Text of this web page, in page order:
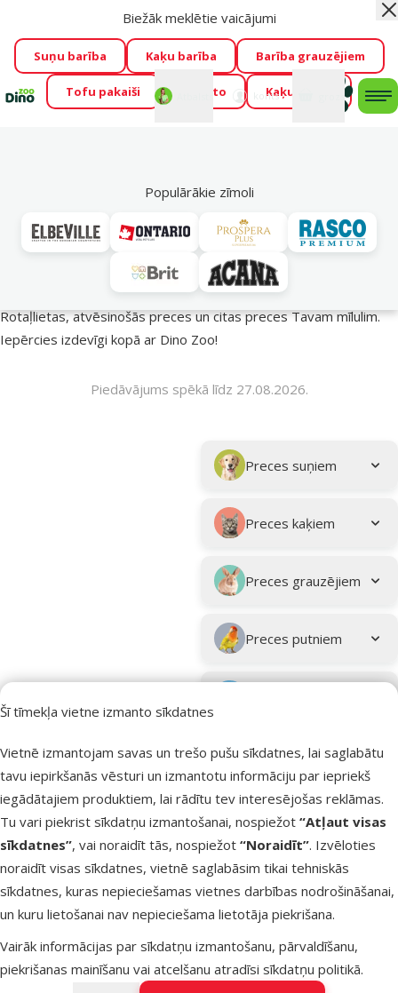
Visu mēnesi Dino Zoo piedāvā lieliskas cenas mīluļu TOP
barībām! 🍖→Skatīt piedāvājumu!
Fotokonkurss “GADA ŪSAIŅI”!
Varbūt tieši Tavs mīlulis
būs 2027. gada zvaigzne
→Piedalīties
Šī tīmekļa vietne izmanto sīkdatnes
Vietnē izmantojam savas un trešo pušu sīkdatnes, lai saglabātu
tavu iepirkšanās vēsturi un izmantotu informāciju par iepriekš
iegādātajiem produktiem, lai rādītu tev interesējošas reklāmas.
Tu vari piekrist sīkdatņu izmantošanai, nospiežot “Atļaut visas
sīkdatnes”, vai noraidīt tās, nospiežot “Noraidīt”. Izvēloties
noraidīt visas sīkdatnes, vietnē saglabāsim tikai tehniskās
sīkdatnes, kuras nepieciešamas vietnes darbības nodrošināšanai,
un kuru lietošanai nav nepieciešama lietotāja piekrišana.
Vairāk informācijas par sīkdatņu izmantošanu, pārvaldīšanu,
piekrišanas mainīšanu vai atcelšanu atradīsi sīkdatņu politikā.
Mans
konts
Biežāk meklētie vaicājumi
Suņu barība Kaķu barība Barība grauzējiem
Tofu pakaiši Foresto Kaķu mājas
Populārākie zīmoli
Vasara turpinās – atlaides katrai gaumei!
Rotaļlietas, atvēsinošās preces un citas preces Tavam mīlulim.
Iepērcies izdevīgi kopā ar Dino Zoo!
Piedāvājums spēkā līdz 27.08.2026.
Apakškategorija
Preces suņiem
Preces kaķiem
Preces grauzējiem
Preces putniem
Preces
eksotiskajiem
Filtrs
Kampaņa: Vasara
turpinās – atlaides katrai
gaumei!
Kārtot pēc
Produkti nav atrasti